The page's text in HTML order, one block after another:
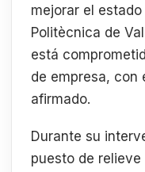
mejorar el
Politècnica de
está
de empresa, con
afirmado.
Durante su
puesto de relieve